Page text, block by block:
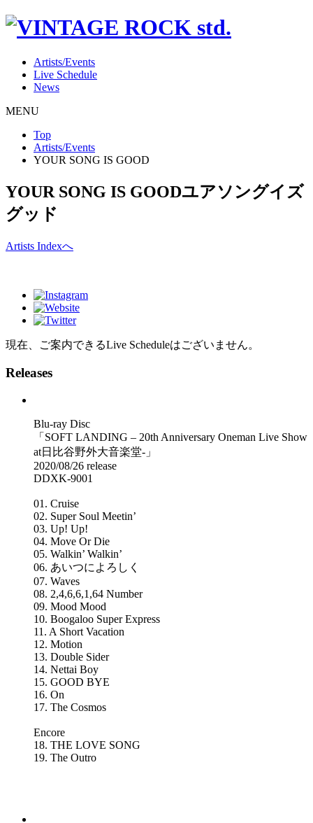
Artists/Events
Live Schedule
News
MENU
Top
Artists/Events
YOUR SONG IS GOOD
YOUR SONG IS GOODユアソングイズ
グッド
Artists Indexへ
現在、ご案内できるLive Scheduleはございません。
Releases
Blu-ray Disc
「SOFT LANDING – 20th Anniversary Oneman Live Show
at日比谷野外大音楽堂-」
2020/08/26 release
DDXK-9001
01. Cruise
02. Super Soul Meetin’
03. Up! Up!
04. Move Or Die
05. Walkin’ Walkin’
06. あいつによろしく
07. Waves
08. 2,4,6,6,1,64 Number
09. Mood Mood
10. Boogaloo Super Express
11. A Short Vacation
12. Motion
13. Double Sider
14. Nettai Boy
15. GOOD BYE
16. On
17. The Cosmos
Encore
18. THE LOVE SONG
19. The Outro